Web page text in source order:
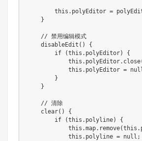
this . polyEditor =
}
// 禁用编辑模式
disableEdit ( )
{
if
(this . polyEditor)
{
this . polyEditor. close
this . polyEditor =
}
}
// 清除
clear( )
{
if
(this . polyline)
{
this .map. remove(this .
this . polyline = null ;